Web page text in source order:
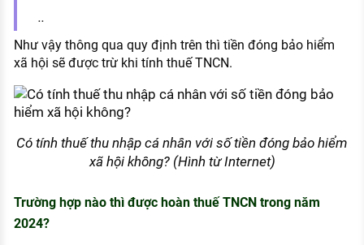
..
Như vậy thông qua quy định trên thì tiền đóng bảo hiểm
xã hội sẽ được trừ khi tính thuế TNCN.
Có tính thuế thu nhập cá nhân với số tiền đóng bảo hiểm
xã hội không? (Hình từ Internet)
Trường hợp nào thì được hoàn thuế TNCN trong năm
2024?